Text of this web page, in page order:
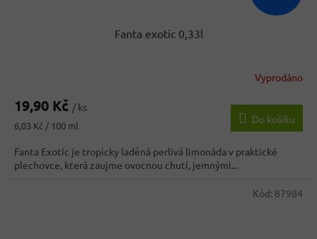
Fanta exotic 0,33l
produktu
4,4
z
5
hvězdiček.
Vyprodáno
19,90 Kč / ks
Měrná
6,03 Kč / 100 ml
Do košíku
Fanta Exotic je tropicky laděná perlivá limonáda v praktické
plechovce, která zaujme ovocnou chutí, jemnými...
Kód: 87984